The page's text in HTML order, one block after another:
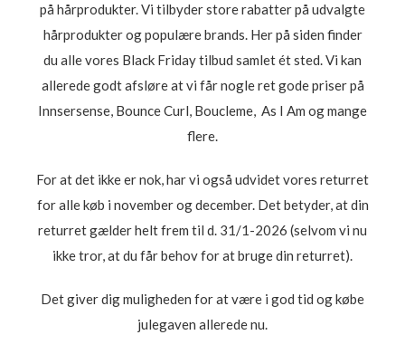
på hårprodukter. Vi tilbyder store rabatter på udvalgte
hårprodukter og populære brands. Her på siden finder
du alle vores Black Friday tilbud samlet ét sted. Vi kan
allerede godt afsløre at vi får nogle ret gode priser på
Innsersense, Bounce Curl, Boucleme, As I Am og mange
flere.
For at det ikke er nok, har vi også udvidet vores returret
for alle køb i november og december. Det betyder, at din
returret gælder helt frem til d. 31/1-2026 (selvom vi nu
ikke tror, at du får behov for at bruge din returret).
Det giver dig muligheden for at være i god tid og købe
julegaven allerede nu.